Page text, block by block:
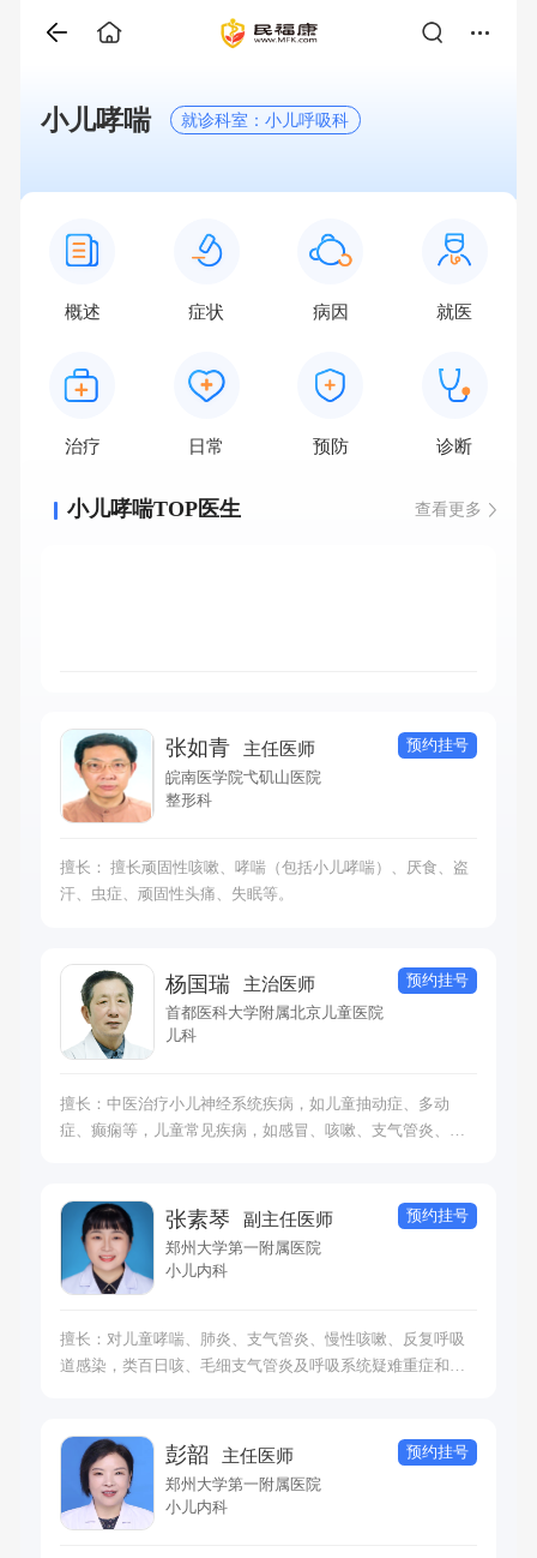
小儿哮喘 就诊科室：小儿呼吸科
概述 症状 病因 就医
治疗 日常 预防 诊断
小儿哮喘TOP医生 查看更多
张如青 主任医师
皖南医学院弋矶山医院
整形科
预约挂号
擅长： 擅长顽固性咳嗽、哮喘（包括小儿哮喘）、厌食、盗
汗、虫症、顽固性头痛、失眠等。
杨国瑞 主治医师
首都医科大学附属北京儿童医院
儿科
预约挂号
擅长：中医治疗小儿神经系统疾病，如儿童抽动症、多动
症、癫痫等，儿童常见疾病，如感冒、咳嗽、支气管炎、哮
张素琴 副主任医师
郑州大学第一附属医院
小儿内科
预约挂号
擅长：对儿童哮喘、肺炎、支气管炎、慢性咳嗽、反复呼吸
道感染，类百日咳、毛细支气管炎及呼吸系统疑难重症和少
彭韶 主任医师
郑州大学第一附属医院
小儿内科
预约挂号